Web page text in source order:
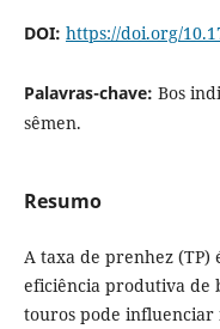
DOI: https://doi.org/
Palavras-chave: Bos
sêmen.
Resumo
A taxa de prenhez
eficiência produtiva de
touros pode influenciar